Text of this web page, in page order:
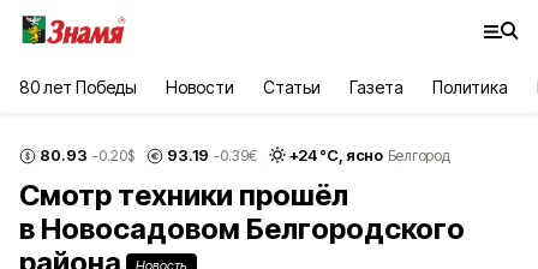
80 лет Победы Новости Статьи Газета Политика
80.93 -0.20$ 93.19 -0.39€ +24°С, ясно Белгород
Смотр техники прошёл
в Новосадовом Белгородского
Новость